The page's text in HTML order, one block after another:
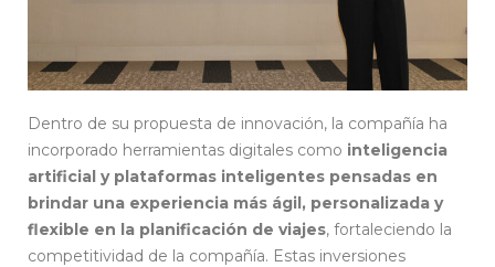
Dentro de su propuesta de innovación, la compañía ha
incorporado herramientas digitales como inteligencia
artificial y plataformas inteligentes pensadas en
brindar una experiencia más ágil, personalizada y
flexible en la planificación de viajes, fortaleciendo la
competitividad de la compañía. Estas inversiones